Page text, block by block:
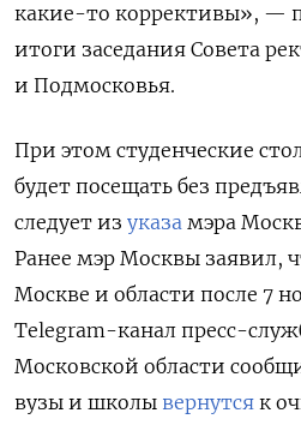
какие-то коррективы», —
итоги заседания Совета
и Подмосковья.
При этом студенческие
будет посещать без
следует из указа мэра
Ранее мэр Москвы заявил,
Москве и области после 7
Telegram-канал пресс-
Московской области
вузы и школы вернутся к